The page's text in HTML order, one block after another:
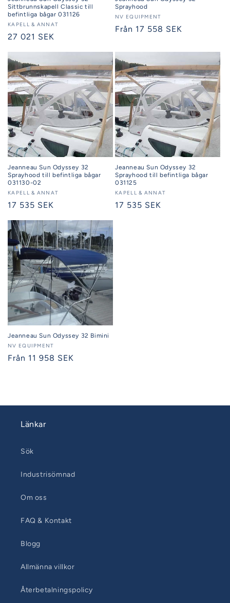
Sittbrunnskapell Classic till
befintliga bågar 031126
Säljare:
KAPELL & ANNAT
Ordinarie
27 021 SEK
Sprayhood
Säljare:
NV EQUIPMENT
Ordinarie
Från 17 558 SEK
Jeanneau Sun Odyssey 32
Sprayhood till befintliga bågar
031130-02
Säljare:
KAPELL & ANNAT
Ordinarie
17 535 SEK
Jeanneau Sun Odyssey 32
Sprayhood till befintliga bågar
031125
Säljare:
KAPELL & ANNAT
Ordinarie
17 535 SEK
Jeanneau Sun Odyssey 32 Bimini
Säljare:
NV EQUIPMENT
Ordinarie
Från 11 958 SEK
Länkar
Sök
Industrisömnad
Om oss
FAQ & Kontakt
Blogg
Allmänna villkor
Återbetalningspolicy